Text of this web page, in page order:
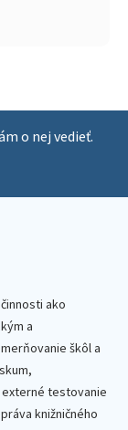
o nej vedieť.
ako
a
škôl a
testovanie
knižničného